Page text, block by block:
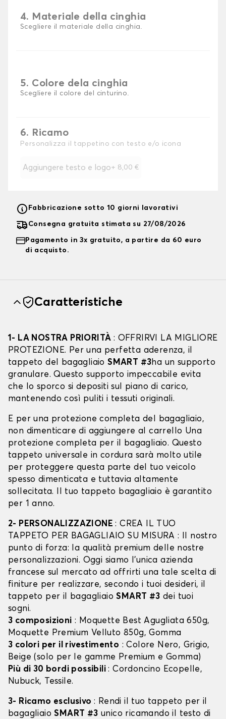
4. Materiale della cinghia
Scegliere il materiale della cinghia.
5. Colore dela cinghia
Scegliere il colore del cinturino.
6. Ricamo
Personalizza il tappetino con testo e/o icona
Aggiungere testo e logo+ 8,00 €
Fabbricazione sotto 10 giorni lavorativi
Consegna gratuita stimata su 27/08/2026
Pagamento in 3x gratuito, a partire da 60 euro
di acquisto.
Caratteristiche
1- LA NOSTRA PRIORITÀ : OFFRIRVI LA MIGLIORE
PROTEZIONE. Per una perfetta aderenza, il
tappeto del bagagliaioSMART #3ha un supporto
granulare. Questo supporto impeccabile evita
che lo sporco si depositi sul piano di carico,
mantenendo così puliti i tessuti originali.
E per una protezione completa del bagagliaio,
non dimenticare di aggiungere al carrello Una
protezione completa per il bagagliaio. Questo
tappeto universale in cordura sarà molto utile
per proteggere questa parte del tuo veicolo
spesso dimenticata e tuttavia altamente
sollecitata. Il tuo tappeto bagagliaio è garantito
per 1 anno.
2- PERSONALIZZAZIONE: CREA IL TUO
TAPPETO PER BAGAGLIAIO SU MISURA : Il nostro
punto di forza: la qualità premium delle nostre
personalizzazioni. Oggi siamo l’unica azienda
francese sul mercato ad offrirti una tale scelta di
finiture per realizzare, secondo i tuoi desideri, il
tappeto per il bagagliaioSMART #3 dei tuoi
sogni.
3 composizioni : Moquette Best Agugliata 650g,
Moquette Premium Velluto 850g, Gomma
3 colori per il rivestimento : Colore Nero, Grigio,
Beige (solo per le gamme Premium e Gomma)
Più di 30 bordi possibili: Cordoncino Ecopelle,
Nubuck, Tessile.
3- Ricamo esclusivo : Rendi il tuo tappeto per il
bagagliaioSMART #3 unico ricamando il testo di